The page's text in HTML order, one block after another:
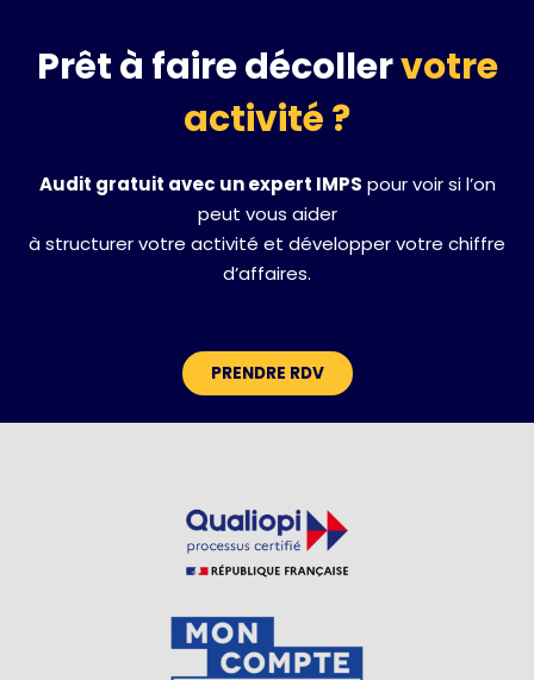
Prêt à faire décollervotre
activité ?
Audit gratuit avec un expert IMPS pour voir si l’on
peut vous aider
à structurer votre activité et développer votre chiffre
d’affaires.
PRENDRE RDV